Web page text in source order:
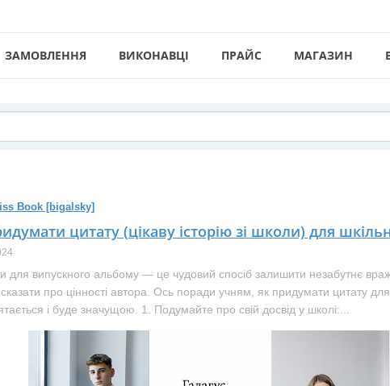
ЗАМОВЛЕННЯ ВИКОНАВЦІ ПРАЙС МАГАЗИН
Book [bigalsky]
цитату (цікаву історію зі школи) для
для випускного альбому — це чудовий спосіб залишити незабутнє
сказати про цінності автора. Ось поради учням, як придумати цитату
і буде значущою. 1. Подумайте про свій досвід у школі:...